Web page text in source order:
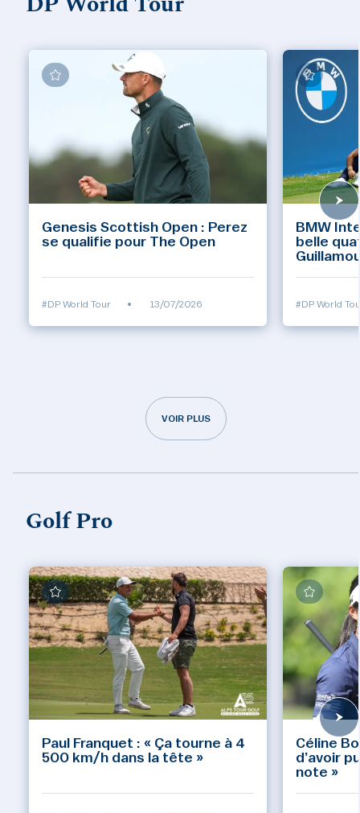
DP World Tour
Genesis Scottish Open : Perez
se qualifie pour The Open
#DP World Tour • 13/07/2026
BMW
belle
#DP World
VOIR PLUS
Golf Pro
Paul Franquet : « Ça tourne à 4
500 km/h dans la tête »
Céline
d’avoir
note »